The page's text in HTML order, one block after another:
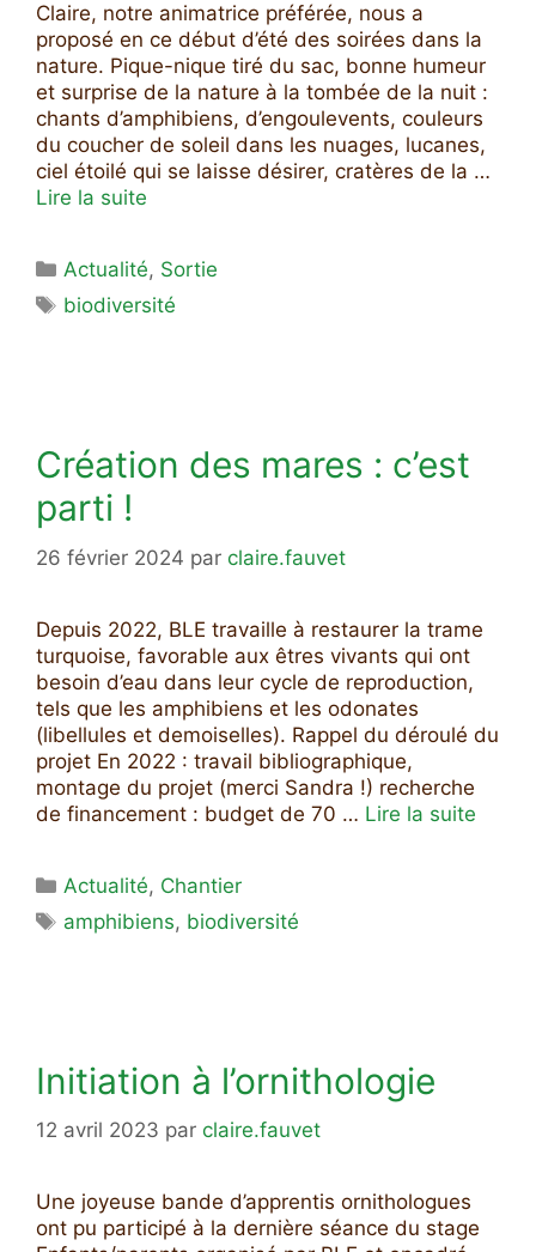
Claire, notre animatrice préférée, nous a
proposé en ce début d’été des soirées dans la
nature. Pique-nique tiré du sac, bonne humeur
et surprise de la nature à la tombée de la nuit :
chants d’amphibiens, d’engoulevents, couleurs
du coucher de soleil dans les nuages, lucanes,
ciel étoilé qui se laisse désirer, cratères de la …
Lire la suite
Catégories
Actualité, Sortie
Étiquettes
biodiversité
Création des mares : c’est
parti !
26 février 2024 par claire.fauvet
Depuis 2022, BLE travaille à restaurer la trame
turquoise, favorable aux êtres vivants qui ont
besoin d’eau dans leur cycle de reproduction,
tels que les amphibiens et les odonates
(libellules et demoiselles). Rappel du déroulé du
projet En 2022 : travail bibliographique,
montage du projet (merci Sandra !) recherche
de financement : budget de 70 … Lire la suite
Catégories
Actualité, Chantier
Étiquettes
amphibiens, biodiversité
Initiation à l’ornithologie
12 avril 2023 par claire.fauvet
Une joyeuse bande d’apprentis ornithologues
ont pu participé à la dernière séance du stage